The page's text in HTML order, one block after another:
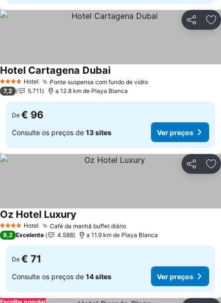
Partilhar
4 EstrelasHotel Ponte suspensa com fundo de vidro
Hotel Cartagena Dubai
7,2 5.711 a 12.8 km de Playa Blanca
De € 96
Consulte os preços de 13 sites Ver preços
Partilhar
4 EstrelasHotel Café da manhã buffet diário
Oz Hotel Luxury
9,2 Excelente 4.588 a 11.9 km de Playa Blanca
De € 71
Consulte os preços de 14 sites Ver preços